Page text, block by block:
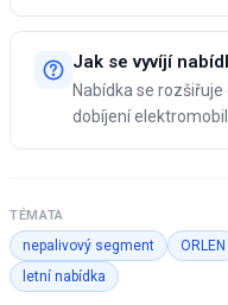
Jak se vyvíjí
Nabídka se
dobíjení
TÉMATA
nepalivový segment ORLEN
letní nabídka